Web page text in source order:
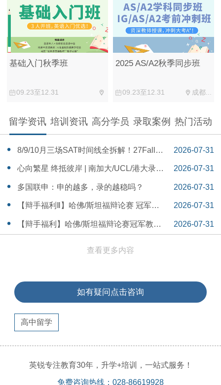
基础入门秋季班
09.23至12.31
2025 AS/A2秋季同步班
09.23至12.31 成都...
留学资讯 培训资讯 高分学员 录取案例 热门活动
‌8/9/10月三场SAT时间线全拆解！27Fall美
本早申时间线盘点～
2026-07-31
16:30:04
心向繁星 终抵彼岸 | 南加大/UCL/港大录取
分享
2026-07-31
16:12:18
多国联申：申的越多，录的越稳吗？
2026-07-31
15:55:54
【辩手福利Ⅱ】哈佛/斯坦福辩论赛 冠军教
练带你解读WSDA全国赛Junior即兴辩论第
2026-07-31
15:41:53
【辩手福利】哈佛/斯坦福辩论赛冠军教练
2026-07-31
查看更多内容
如有疑问点击咨询
高中留学
英锐专注教育30年，升学+培训，一站式服务！
免费咨询热线：028-86619928